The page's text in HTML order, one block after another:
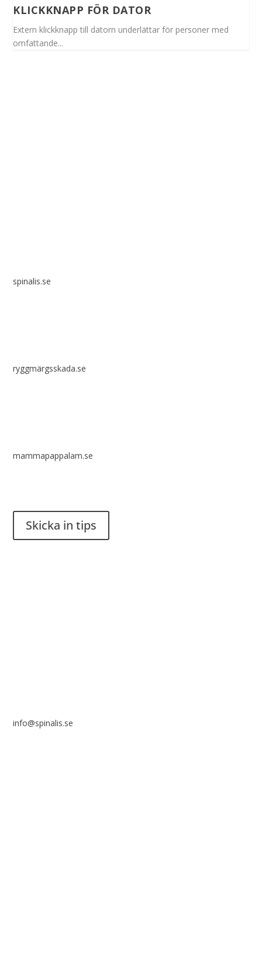
KLICKKNAPP FÖR DATOR
Extern klickknapp till datorn underlättar för personer med
omfattande...
spinalis.se
ryggmärgsskada.se
mammapappalam.se
Skicka in tips
info@spinalis.se